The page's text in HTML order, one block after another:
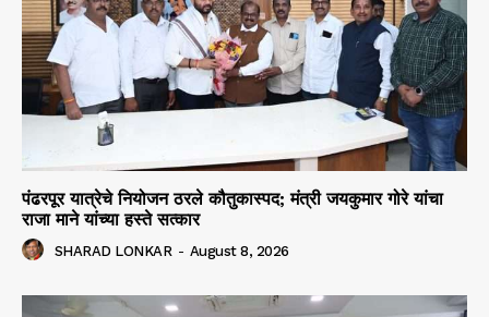
पंढरपूर यात्रेचे नियोजन ठरले कौतुकास्पद; मंत्री जयकुमार गोरे यांचा
राजा माने यांच्या हस्ते सत्कार
SHARAD LONKAR - August 8, 2026